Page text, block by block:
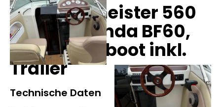
Hammermeister 560
Family, Honda BF60,
Gebrauchtboot inkl.
Trailer
Technische Daten